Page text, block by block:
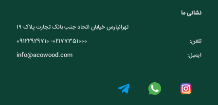
نشانی ما
تهرانپارس خیابان اتحاد جنب بانک تجارت پلاک ۱۹
تلفن:
09122929710 -02177351000
ایمیل:
info@acowood.com